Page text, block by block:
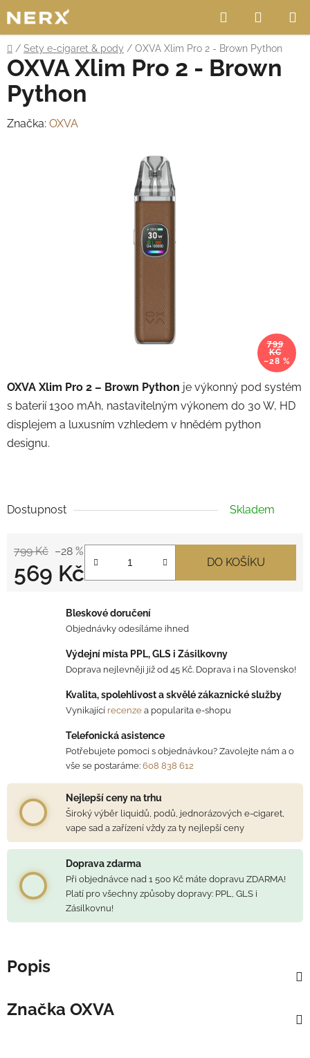
na
obsah
Hledat
KOŠÍK
Domů
/ Sety e-cigaret & pody / OXVA Xlim Pro 2 - Brown Python
OXVA Xlim Pro 2 – Brown Python je výkonný pod systém
s baterií 1300 mAh, nastavitelným výkonem do 30 W, HD
displejem a luxusním vzhledem v hnědém python
designu.
Dostupnost Skladem
799 Kč –28 %
569 Kč DO KOŠÍKU
OXVA Xlim Pro 2 - Brown
Python
Značka: OXVA
799
KČ
–28 %
Bleskové doručení
Objednávky odesíláme ihned
Výdejní místa PPL, GLS i Zásilkovny
Doprava nejlevněji již od 45 Kč. Doprava i na Slovensko!
Kvalita, spolehlivost a skvělé zákaznické služby
Vynikající recenze a popularita e-shopu
Telefonická asistence
Potřebujete pomoci s objednávkou? Zavolejte nám a o
vše se postaráme: 608 838 612
Nejlepší ceny na trhu
Široký výběr liquidů, podů, jednorázových e-cigaret,
vape sad a zařízení vždy za ty nejlepší ceny
Doprava zdarma
Při objednávce nad 1 500 Kč máte dopravu ZDARMA!
Platí pro všechny způsoby dopravy: PPL, GLS i
Zásilkovnu!
Popis
Značka OXVA